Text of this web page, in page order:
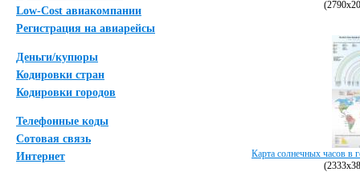
Low-Cost авиакомпании
Регистрация на авиарейсы
Деньги/купюры
Кодировки стран
Кодировки городов
Телефонные коды
Сотовая связь
Интернет
Карта солнечных часов в